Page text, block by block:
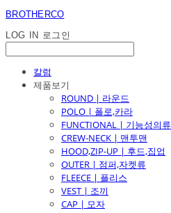
BROTHERCO
LOG IN 로그인
칼럼
제품보기
ROUND | 라운드
POLO | 폴로,카라
FUNCTIONAL | 기능성의류
CREW-NECK | 맨투맨
HOOD,ZIP-UP | 후드,집업
OUTER | 점퍼,자켓류
FLEECE | 플리스
VEST | 조끼
CAP | 모자